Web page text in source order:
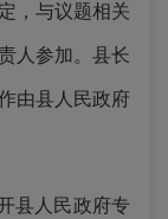
，与议题相关
人参加。县长
由县人民政府
县人民政府专